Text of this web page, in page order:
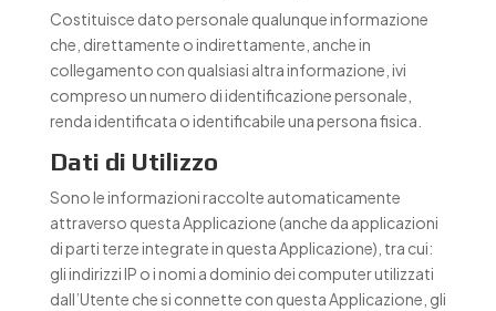
Costituisce dato personale qualunque informazione
che, direttamente o indirettamente, anche in
collegamento con qualsiasi altra informazione, ivi
compreso un numero di identificazione personale,
renda identificata o identificabile una persona fisica.
Dati di Utilizzo
Sono le informazioni raccolte automaticamente
attraverso questa Applicazione (anche da applicazioni
di parti terze integrate in questa Applicazione), tra cui:
gli indirizzi IP o i nomi a dominio dei computer utilizzati
dall’Utente che si connette con questa Applicazione, gli